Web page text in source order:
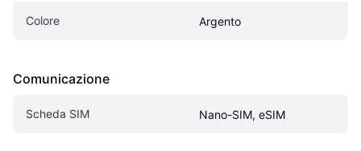
Colore Argento
Comunicazione
Scheda SIM Nano-SIM, eSIM